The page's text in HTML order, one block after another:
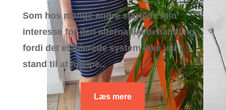
Som hos mange andre startede min
interesse for den alternative behandling,
fordi det etablerede system ikke var i
stand til at hjælpe..
Læs mere